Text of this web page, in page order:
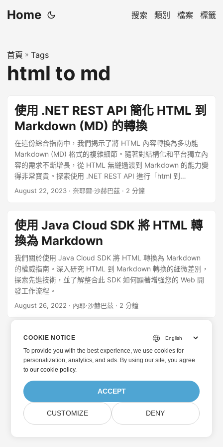
Home 搜索 類別 檔案 標籤
首頁 » Tags
html to md
使用 .NET REST API 簡化 HTML 到
Markdown (MD) 的轉換
在這份綜合指南中，我們揭示了將 HTML 內容轉換為多功能
Markdown (MD) 格式的複雜細節。隨著對結構化和平台獨立內
容的需求不斷增長，從 HTML 無縫過渡到 Markdown 的能力變
得非常寶貴。探索使用 .NET REST API 進行「html 到
markdown」轉換的逐步過程，確保您的內容在適應
August 22, 2023 · 奈耶爾·沙赫巴茲 · 2 分鐘
使用 Java Cloud SDK 將 HTML 轉
換為 Markdown
我們關於使用 Java Cloud SDK 將 HTML 轉換為 Markdown
的權威指南。深入研究 HTML 到 Markdown 轉換的細微差別，
探索先進技術，並了解整合此 SDK 如何顯著增強您的 Web 開
發工作流程。
August 26, 2022 · 內耶·沙赫巴茲 · 2 分鐘
COOKIE NOTICE
To provide you with the best experience, we use cookies for
personalization, analytics, and ads. By using our site, you agree
toour cookie policy.
ACCEPT
CUSTOMIZE DENY